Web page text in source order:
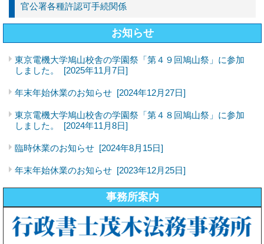
官公署各種許認可手続関係
お知らせ
東京電機大学鳩山校舎の学園祭「第４９回鳩山祭」に参加
しました。 [2025年11月7日]
年末年始休業のお知らせ [2024年12月27日]
東京電機大学鳩山校舎の学園祭「第４８回鳩山祭」に参加
しました。 [2024年11月8日]
臨時休業のお知らせ [2024年8月15日]
年末年始休業のお知らせ [2023年12月25日]
事務所案内